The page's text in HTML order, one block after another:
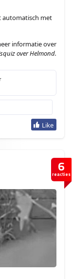
automatisch met
informatie over
over Helmond.
6
reacties